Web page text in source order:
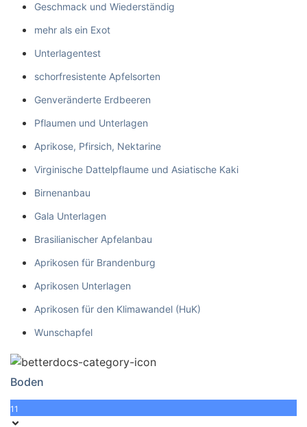
Geschmack und Wiederständig
mehr als ein Exot
Unterlagentest
schorfresistente Apfelsorten
Genveränderte Erdbeeren
Pflaumen und Unterlagen
Aprikose, Pfirsich, Nektarine
Virginische Dattelpflaume und Asiatische Kaki
Birnenanbau
Gala Unterlagen
Brasilianischer Apfelanbau
Aprikosen für Brandenburg
Aprikosen Unterlagen
Aprikosen für den Klimawandel (HuK)
Wunschapfel
Boden
11